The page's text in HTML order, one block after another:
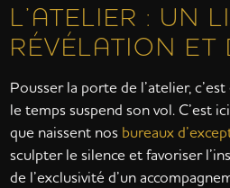
L’ATELIER : UN
RÉVÉLATION ET
Pousser la porte de l’atelier,
le temps suspend son vol. C’est
que naissent nos bureaux
sculpter le silence et favoriser
de l’exclusivité d’un